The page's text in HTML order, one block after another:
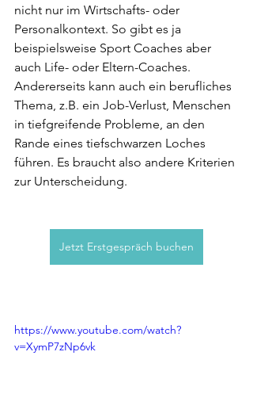
nicht nur im Wirtschafts- oder
Personalkontext. So gibt es ja
beispielsweise Sport Coaches aber
auch Life- oder Eltern-Coaches.
Andererseits kann auch ein berufliches
Thema, z.B. ein Job-Verlust, Menschen
in tiefgreifende Probleme, an den
Rande eines tiefschwarzen Loches
führen. Es braucht also andere Kriterien
zur Unterscheidung.
Jetzt Erstgespräch buchen
https://www.youtube.com/watch?
v=XymP7zNp6vk